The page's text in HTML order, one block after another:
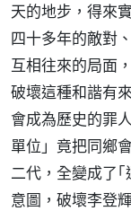
天的地步，得來
四十多年的敵對
互相往來的局面
破壞這種和諧有
會成為歷史的罪
單位」竟把同鄉
二代，全變成了
意圖，破壞李登